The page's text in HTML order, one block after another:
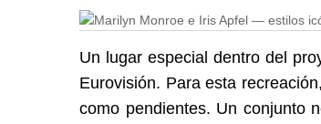
Un lugar especial dentro del
Eurovisión. Para esta
como pendientes. Un conjunto